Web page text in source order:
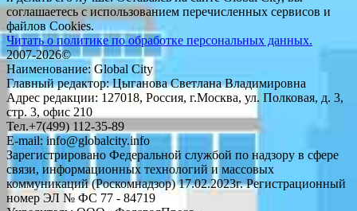
соглашаетесь с использованием перечисленных сервисов и
файлов Cookies.
Читать о политике по обработке персональных данных.
2007-2026©
Наименование: Global City
Главный редактор: Цыганова Светлана Владимировна
Адрес редакции: 127018, Россия, г.Москва, ул. Полковая, д. 3,
стр. 3, офис 210
Тел.+7(499) 112-35-89
E-mail: info@globalcity.info
Зарегистрировано Федеральной службой по надзору в сфере
связи, информационных технологий и массовых
коммуникаций (Роскомнадзор) 17.02.2023г. Регистрационный
номер ЭЛ № ФС 77 - 84719